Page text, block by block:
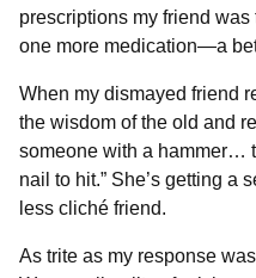
prescriptions my friend
one more medication—a
When my dismayed friend
the wisdom of the old and
someone with a hammer…
nail to hit.” She’s getting
less cliché friend.
As trite as my response